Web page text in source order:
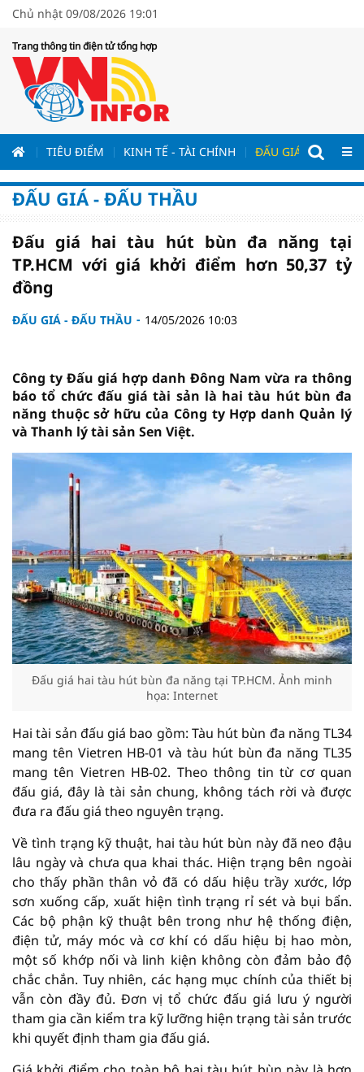
Chủ nhật 09/08/2026 19:01
Trang thông tin điện tử tổng hợp
TIÊU ĐIỂM KINH TẾ - TÀI CHÍNH ĐẤU GIÁ - ĐẤU
ĐẤU GIÁ - ĐẤU THẦU
Đấu giá hai tàu hút bùn đa năng tại
TP.HCM với giá khởi điểm hơn 50,37 tỷ
đồng
ĐẤU GIÁ - ĐẤU THẦU 14/05/2026 10:03
Công ty Đấu giá hợp danh Đông Nam vừa ra thông
báo tổ chức đấu giá tài sản là hai tàu hút bùn đa
năng thuộc sở hữu của Công ty Hợp danh Quản lý
và Thanh lý tài sản Sen Việt.
Đấu giá hai tàu hút bùn đa năng tại TP.HCM. Ảnh minh
họa: Internet
Hai tài sản đấu giá bao gồm: Tàu hút bùn đa năng TL34
mang tên Vietren HB-01 và tàu hút bùn đa năng TL35
mang tên Vietren HB-02. Theo thông tin từ cơ quan
đấu giá, đây là tài sản chung, không tách rời và được
đưa ra đấu giá theo nguyên trạng.
Về tình trạng kỹ thuật, hai tàu hút bùn này đã neo đậu
lâu ngày và chưa qua khai thác. Hiện trạng bên ngoài
cho thấy phần thân vỏ đã có dấu hiệu trầy xước, lớp
sơn xuống cấp, xuất hiện tình trạng rỉ sét và bụi bẩn.
Các bộ phận kỹ thuật bên trong như hệ thống điện,
điện tử, máy móc và cơ khí có dấu hiệu bị hao mòn,
một số khớp nối và linh kiện không còn đảm bảo độ
chắc chắn. Tuy nhiên, các hạng mục chính của thiết bị
vẫn còn đầy đủ. Đơn vị tổ chức đấu giá lưu ý người
tham gia cần kiểm tra kỹ lưỡng hiện trạng tài sản trước
khi quyết định tham gia đấu giá.